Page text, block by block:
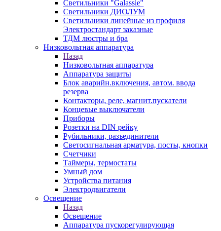
Светильники "Galassie"
Светильники ДИОЛУМ
Светильники линейные из профиля
Электростандарт заказные
ТДМ люстры и бра
Низковольтная аппаратура
Назад
Низковольтная аппаратура
Аппаратура защиты
Блок аварийн.включения, автом. ввода
резерва
Контакторы, реле, магнит.пускатели
Концевые выключатели
Приборы
Розетки на DIN рейку
Рубильники, разъединители
Светосигнальная арматура, посты, кнопки
Счетчики
Таймеры, термостаты
Умный дом
Устройства питания
Электродвигатели
Освещение
Назад
Освещение
Аппаратура пускорегулирующая